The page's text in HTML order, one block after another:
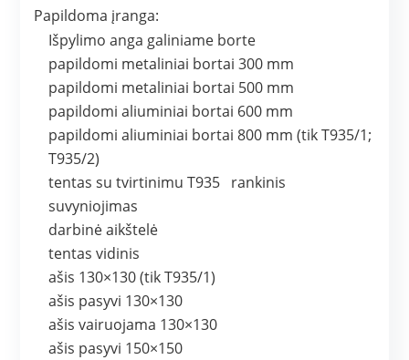
Papildoma įranga:
Išpylimo anga galiniame borte
papildomi metaliniai bortai 300 mm
papildomi metaliniai bortai 500 mm
papildomi aliuminiai bortai 600 mm
papildomi aliuminiai bortai 800 mm (tik T935/1;
T935/2)
tentas su tvirtinimu T935 rankinis
suvyniojimas
darbinė aikštelė
tentas vidinis
ašis 130×130 (tik T935/1)
ašis pasyvi 130×130
ašis vairuojama 130×130
ašis pasyvi 150×150